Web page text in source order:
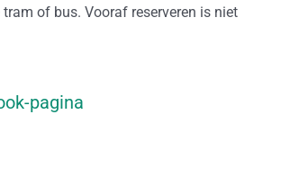
of bus. Vooraf reserveren is niet
pagina